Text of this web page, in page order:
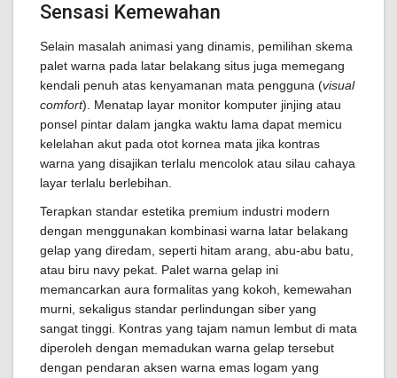
Sensasi Kemewahan
Selain masalah animasi yang dinamis, pemilihan skema
palet warna pada latar belakang situs juga memegang
kendali penuh atas kenyamanan mata pengguna (visual
comfort). Menatap layar monitor komputer jinjing atau
ponsel pintar dalam jangka waktu lama dapat memicu
kelelahan akut pada otot kornea mata jika kontras
warna yang disajikan terlalu mencolok atau silau cahaya
layar terlalu berlebihan.
Terapkan standar estetika premium industri modern
dengan menggunakan kombinasi warna latar belakang
gelap yang diredam, seperti hitam arang, abu-abu batu,
atau biru navy pekat. Palet warna gelap ini
memancarkan aura formalitas yang kokoh, kemewahan
murni, sekaligus standar perlindungan siber yang
sangat tinggi. Kontras yang tajam namun lembut di mata
diperoleh dengan memadukan warna gelap tersebut
dengan pendaran aksen warna emas logam yang